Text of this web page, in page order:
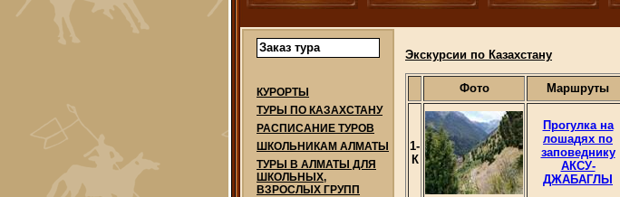
Заказ тура
КУРОРТЫ
ТУРЫ ПО КАЗАХСТАНУ
РАСПИСАНИЕ ТУРОВ
ШКОЛЬНИКАМ АЛМАТЫ
ТУРЫ В АЛМАТЫ ДЛЯ
ШКОЛЬНЫХ,
ВЗРОСЛЫХ ГРУПП
Экскурсии по Казахстану
Фото Маршруты
1-
К
Прогулка на
лошадях по
заповеднику
АКСУ-
ДЖАБАГЛЫ